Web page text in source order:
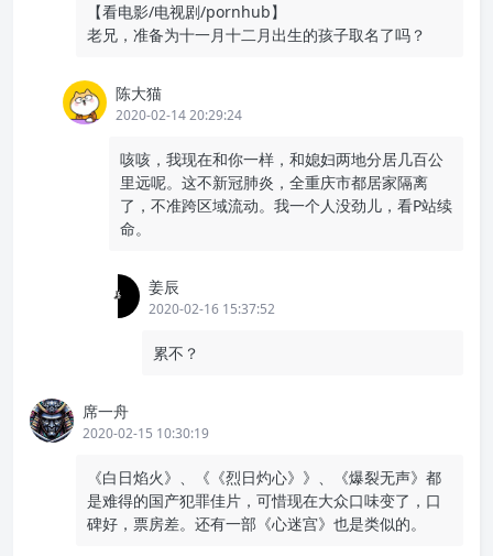
【看电影/电视剧/pornhub】
老兄，准备为十一月十二月出生的孩子取名了吗？
陈大猫
2020-02-14 20:29:24
咳咳，我现在和你一样，和媳妇两地分居几百公
里远呢。这不新冠肺炎，全重庆市都居家隔离
了，不准跨区域流动。我一个人没劲儿，看P站续
命。
姜辰
2020-02-16 15:37:52
累不？
席一舟
2020-02-15 10:30:19
《白日焰火》、《《烈日灼心》》、《爆裂无声》都
是难得的国产犯罪佳片，可惜现在大众口味变了，口
碑好，票房差。还有一部《心迷宫》也是类似的。